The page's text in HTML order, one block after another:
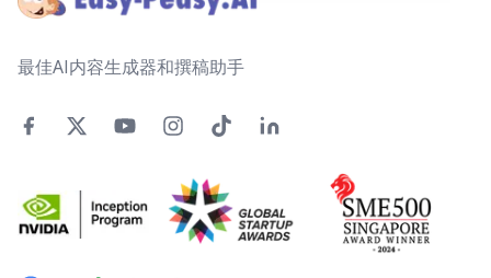
最佳AI内容生成器和撰稿助手